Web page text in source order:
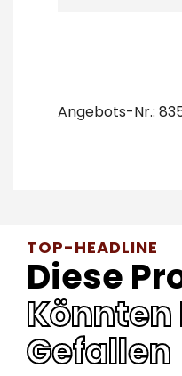
Angebots-Nr.:
TOP-HEADLINE
Diese
Gefallen